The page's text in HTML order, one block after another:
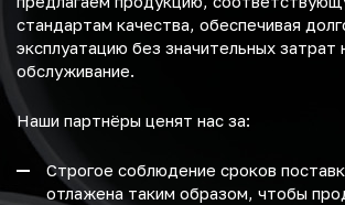
стандартам качества, обеспечивая
эксплуатацию без значительных затрат
обслуживание.
Наши партнёры ценят нас за:
Строгое соблюдение сроков
отлажена таким образом, чтобы